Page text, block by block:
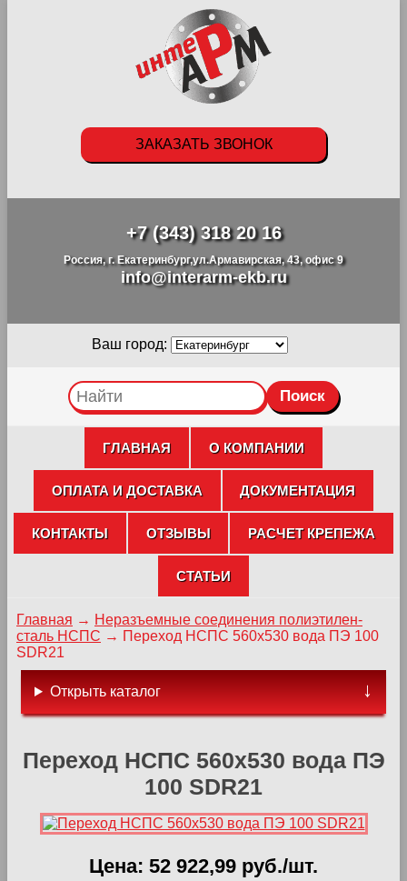
+7 (343) 318 20 16
Россия, г. Екатеринбург,ул.Армавирская, 43, офис 9
info@interarm-ekb.ru
ЗАКАЗАТЬ ЗВОНОК
Ваш город:
ГЛАВНАЯ О КОМПАНИИ
ОПЛАТА И ДОСТАВКА ДОКУМЕНТАЦИЯ
КОНТАКТЫ ОТЗЫВЫ РАСЧЕТ КРЕПЕЖА
СТАТЬИ
Главная → Неразъемные соединения полиэтилен-
сталь НСПС → Переход НСПС 560х530 вода ПЭ 100
SDR21
Переход НСПС 560х530 вода ПЭ
100 SDR21
Цена: 52 922,99 руб./шт.
Открыть каталог